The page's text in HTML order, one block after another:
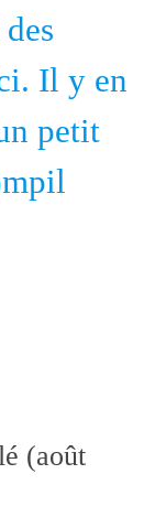
Il y en
petit
(août